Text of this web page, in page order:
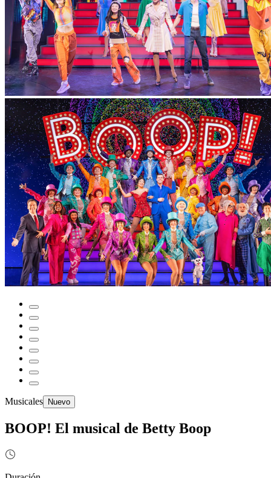
Musicales Nuevo
BOOP! El musical de Betty Boop